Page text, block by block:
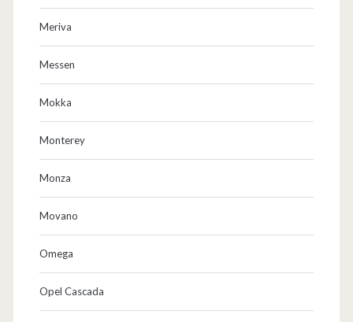
Meriva
Messen
Mokka
Monterey
Monza
Movano
Omega
Opel Cascada